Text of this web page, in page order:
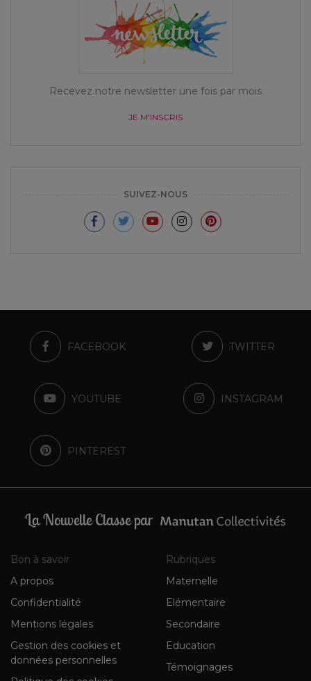
Recevez notre newsletter une fois par mois
JE M'INSCRIS
SUIVEZ-NOUS
FACEBOOK TWITTER
YOUTUBE INSTAGRAM
PINTEREST
La Nouvelle Classe par
Bon à savoir
A propos
Confidentialité
Mentions légales
Gestion des cookies et
données personnelles
Rubriques
Maternelle
Elémentaire
Secondaire
Education
Témoignages